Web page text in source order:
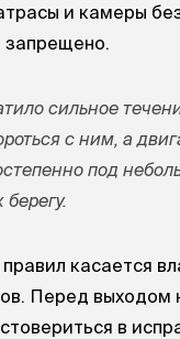
и камеры
запрещено.
сильное
с ним, а
под
касается
Перед выходом
в